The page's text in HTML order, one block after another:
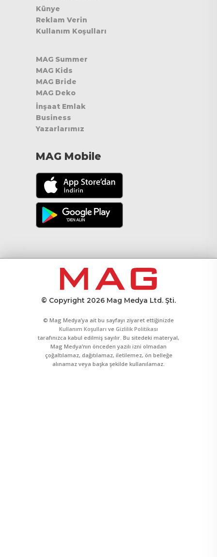
Künye
Reklam Verin
Kullanım Koşulları
MAG Summer
MAG Kids
MAG Bride
MAG Deko
İnşaat Emlak
Business
Yazarlarımız
MAG Mobile
© Copyright 2026 Mag Medya Ltd. Şti.
© Mag Medya’ya ait bu sayfayı ziyaret ettiğinizde
Kullanım Koşulları ve Gizlilik Politikası
tarafınızca kabul edilmiş sayılır. Bu sitedeki materyal,
Mag Medya’nın önceden yazılı izni olmadan
çoğaltılamaz, dağıtılamaz, iletilemez, ön belleğe
alınamaz veya başka şekilde kullanılamaz.